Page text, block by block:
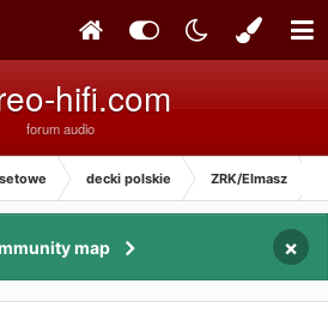
hifi.com
forum audio
decki polskie ZRK/Elmasz
map ×